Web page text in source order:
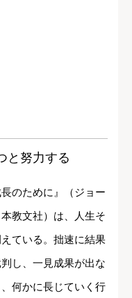
と努力する
のために』（ジョー
教文社）は、人生そ
ている。拙速に結果
し、一見成果が出な
何かに長じていく行